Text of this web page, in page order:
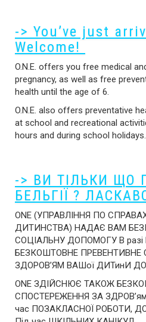
-> You’ve just
Welcome!
O.N.E. offers you free medical
pregnancy, as well as free
health until the age of 6.
O.N.E. also offers preventative
at school and recreational
hours and during school holidays.
-> ВИ ТІЛЬКИ ЩО
БЕЛЬГІЇ ?
ONE (УПРАВЛІННЯ ПО
ДИТИНСТВА) НАДАЄ ВАМ
СОЦІАЛЬНУ ДОПОМОГУ В разі
БЕЗКОШТОВНЕ ПРЕВЕНТИВНЕ
ЗДОРОВ’ЯМ ВАШої ДИТинИ ДО
ONE ЗДІЙСНЮЄ ТАКОЖ
СПОСТЕРЕЖЕННЯ ЗА
час ПОЗАКЛАСНОЇ РОБОТИ,